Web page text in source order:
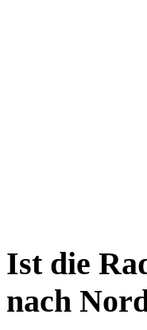
Ist die
nach